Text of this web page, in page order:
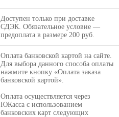
Доступен только при доставке
СДЭК. Обязательное условие —
предоплата в размере 200 руб.
Оплата банковской картой на сайте.
Для выбора данного способа оплаты
нажмите кнопку «Оплата заказа
банковской картой».
Оплата осуществляется через
ЮКасса с использованием
банковских карт следующих